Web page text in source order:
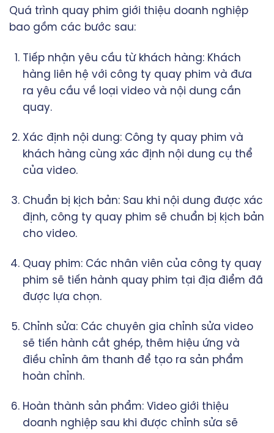
Quá trình quay phim giới thiệu doanh nghiệp
bao gồm các bước sau:
Tiếp nhận yêu cầu từ khách hàng: Khách
hàng liên hệ với công ty quay phim và đưa
ra yêu cầu về loại video và nội dung cần
quay.
Xác định nội dung: Công ty quay phim và
khách hàng cùng xác định nội dung cụ thể
của video.
Chuẩn bị kịch bản: Sau khi nội dung được xác
định, công ty quay phim sẽ chuẩn bị kịch bản
cho video.
Quay phim: Các nhân viên của công ty quay
phim sẽ tiến hành quay phim tại địa điểm đã
được lựa chọn.
Chỉnh sửa: Các chuyên gia chỉnh sửa video
sẽ tiến hành cắt ghép, thêm hiệu ứng và
điều chỉnh âm thanh để tạo ra sản phẩm
hoàn chỉnh.
Hoàn thành sản phẩm: Video giới thiệu
doanh nghiệp sau khi được chỉnh sửa sẽ